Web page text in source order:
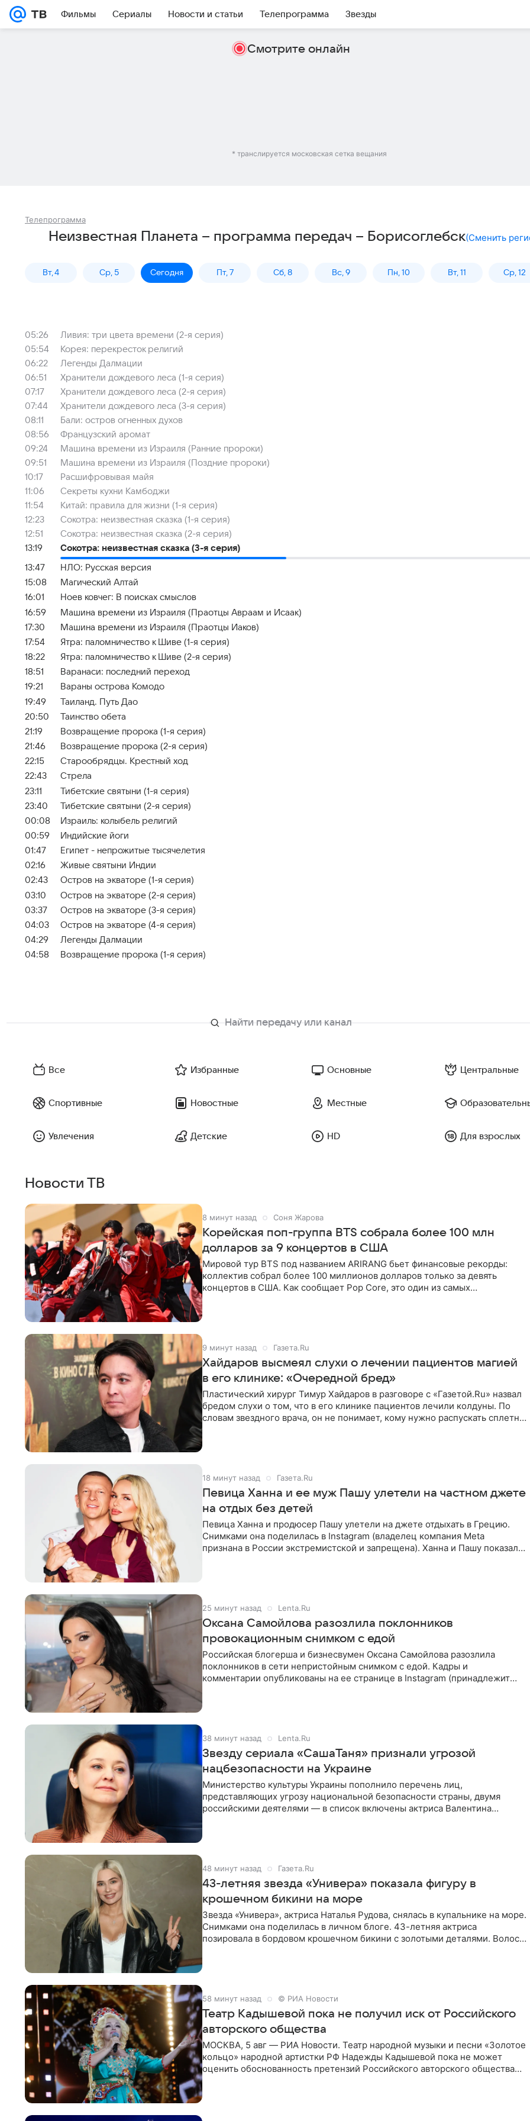
Фильмы Сериалы Новости и статьи Телепрограмма Звезды
Смотрите онлайн
* транслируется московская сетка вещания
Телепрограмма
Неизвестная Планета – программа передач – Борисоглебск(Сменить
Вт, 4 Ср, 5 Сегодня Пт, 7 Сб, 8 Вс, 9 Пн, 10 Вт, 11 Ср, 12
05:26
Ливия: три цвета времени (2-я серия)
05:54
Корея: перекресток религий
06:22
Легенды Далмации
06:51
Хранители дождевого леса (1-я серия)
07:17
Хранители дождевого леса (2-я серия)
07:44
Хранители дождевого леса (3-я серия)
08:11
Бали: остров огненных духов
08:56
Французский аромат
09:24
Машина времени из Израиля (Ранние пророки)
09:51
Машина времени из Израиля (Поздние пророки)
10:17
Расшифровывая майя
11:06
Секреты кухни Камбоджи
11:54
Китай: правила для жизни (1-я серия)
12:23
Сокотра: неизвестная сказка (1-я серия)
12:51
Сокотра: неизвестная сказка (2-я серия)
13:19
Сокотра: неизвестная сказка (3-я серия)
13:47
НЛО: Русская версия
15:08
Магический Алтай
16:01
Ноев ковчег: В поисках смыслов
16:59
Машина времени из Израиля (Праотцы Авраам и Исаак)
17:30
Машина времени из Израиля (Праотцы Иаков)
17:54
Ятра: паломничество к Шиве (1-я серия)
18:22
Ятра: паломничество к Шиве (2-я серия)
18:51
Варанаси: последний переход
19:21
Вараны острова Комодо
19:49
Таиланд. Путь Дао
20:50
Таинство обета
21:19
Возвращение пророка (1-я серия)
21:46
Возвращение пророка (2-я серия)
22:15
Старообрядцы. Крестный ход
22:43
Стрела
23:11
Тибетские святыни (1-я серия)
23:40
Тибетские святыни (2-я серия)
00:08
Израиль: колыбель религий
00:59
Индийские йоги
01:47
Египет - непрожитые тысячелетия
02:16
Живые святыни Индии
02:43
Остров на экваторе (1-я серия)
03:10
Остров на экваторе (2-я серия)
03:37
Остров на экваторе (3-я серия)
04:03
Остров на экваторе (4-я серия)
04:29
Легенды Далмации
04:58
Возвращение пророка (1-я серия)
Все Избранные Основные Центральные
Спортивные Новостные Местные
Увлечения Детские HD Для взрослых
Новости ТВ
8 минут назад Соня Жарова
Корейская поп-группа BTS собрала более 100 млн
долларов за 9 концертов в США
Мировой тур BTS под названием ARIRANG бьет финансовые рекорды:
коллектив собрал более 100 миллионов долларов только за девять
концертов в США. Как сообщает Pop Core, это один из самых
9 минут назад Газета.Ru
Хайдаров высмеял слухи о лечении пациентов магией
в его клинике: «Очередной бред»
Пластический хирург Тимур Хайдаров в разговоре с «Газетой.Ru» назвал
бредом слухи о том, что в его клинике пациентов лечили колдуны. По
словам звездного врача, он не понимает, кому нужно распускать сплетни
18 минут назад Газета.Ru
Певица Ханна и ее муж Пашу улетели на частном джете
на отдых без детей
Певица Ханна и продюсер Пашу улетели на джете отдыхать в Грецию.
Снимками она поделилась в Instagram (владелец компания Meta
признана в России экстремистской и запрещена). Ханна и Пашу показали
25 минут назад Lenta.Ru
Оксана Самойлова разозлила поклонников
провокационным снимком с едой
Российская блогерша и бизнесвумен Оксана Самойлова разозлила
поклонников в сети непристойным снимком с едой. Кадры и
комментарии опубликованы на ее странице в Instagram (принадлежит
38 минут назад Lenta.Ru
Звезду сериала «СашаТаня» признали угрозой
нацбезопасности на Украине
Министерство культуры Украины пополнило перечень лиц,
представляющих угрозу национальной безопасности страны, двумя
российскими деятелями — в список включены актриса Валентина
48 минут назад Газета.Ru
43-летняя звезда «Универа» показала фигуру в
крошечном бикини на море
Звезда «Универа», актриса Наталья Рудова, снялась в купальнике на море.
Снимками она поделилась в личном блоге. 43-летняя актриса
позировала в бордовом крошечном бикини с золотыми деталями. Волосы
58 минут назад © РИА Новости
Театр Кадышевой пока не получил иск от Российского
авторского общества
МОСКВА, 5 авг — РИА Новости. Театр народной музыки и песни «Золотое
кольцо» народной артистки РФ Надежды Кадышевой пока не может
оценить обоснованность претензий Российского авторского общества